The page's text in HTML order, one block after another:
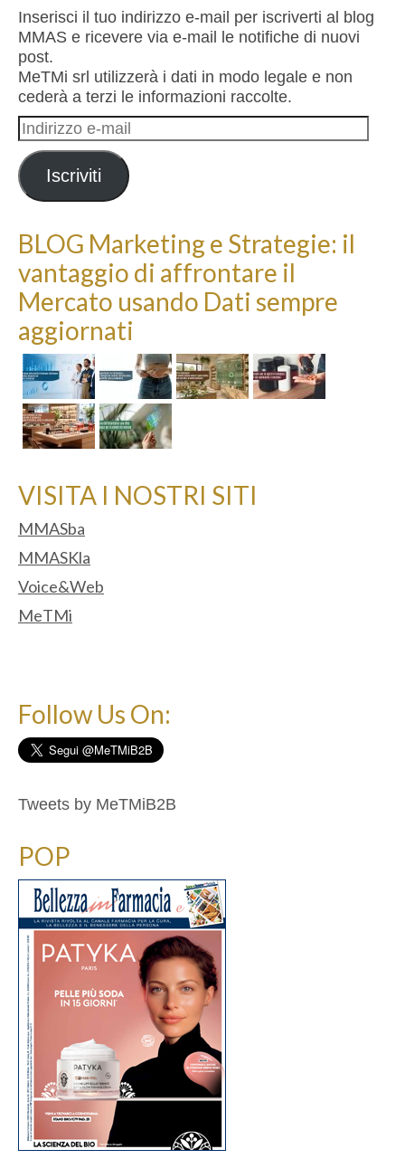
Inserisci il tuo indirizzo e-mail per iscriverti al blog
MMAS e ricevere via e-mail le notifiche di nuovi
post.
MeTMi srl utilizzerà i dati in modo legale e non
cederà a terzi le informazioni raccolte.
Indirizzo
e-
mail
Iscriviti
BLOG Marketing e Strategie: il
vantaggio di affrontare il
Mercato usando Dati sempre
aggiornati
VISITA I NOSTRI SITI
MMASba
MMASKla
Voice&Web
MeTMi
Follow Us On:
Tweets by MeTMiB2B
POP